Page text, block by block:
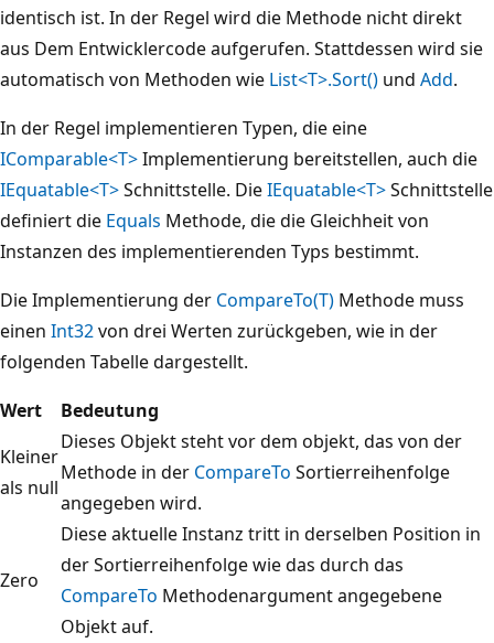
identisch ist. In der Regel wird die Methode nicht direkt
aus Dem Entwicklercode aufgerufen. Stattdessen wird sie
automatisch von Methoden wie List<T>.Sort() und Add.
In der Regel implementieren Typen, die eine
IComparable<T>Implementierung bereitstellen, auch die
IEquatable<T>Schnittstelle. DieIEquatable<T>Schnittstelle
definiert die Equals Methode, die die Gleichheit von
Instanzen des implementierenden Typs bestimmt.
Die Implementierung der CompareTo(T) Methode muss
einen Int32von drei Werten zurückgeben, wie in der
folgenden Tabelle dargestellt.
Wert
Bedeutung
Kleiner
als null
Dieses Objekt steht vor dem objekt, das von der
Methode in der CompareTo Sortierreihenfolge
angegeben wird.
Zero
Diese aktuelle Instanz tritt in derselben Position in
der Sortierreihenfolge wie das durch das
CompareTo Methodenargument angegebene
Objekt auf.